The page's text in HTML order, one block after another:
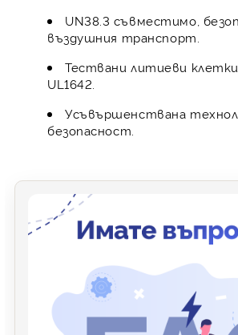
UN38.3 съвместимо,
въздушния транспорт.
Тествани литиеви
UL1642.
Усъвършенствана
безопасност.